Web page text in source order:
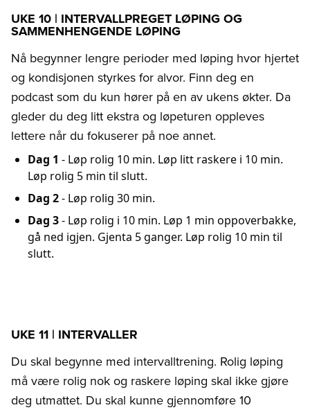
UKE 10 | INTERVALLPREGET LØPING OG
SAMMENHENGENDE LØPING
Nå begynner lengre perioder med løping hvor hjertet
og kondisjonen styrkes for alvor. Finn deg en
podcast som du kun hører på en av ukens økter. Da
gleder du deg litt ekstra og løpeturen oppleves
lettere når du fokuserer på noe annet.
Dag 1 - Løp rolig 10 min. Løp litt raskere i 10 min.
Løp rolig 5 min til slutt.
Dag 2- Løp rolig 30 min.
Dag 3- Løp rolig i 10 min. Løp 1 min oppoverbakke,
gå ned igjen. Gjenta 5 ganger. Løp rolig 10 min til
slutt.
UKE 11 | INTERVALLER
Du skal begynne med intervalltrening. Rolig løping
må være rolig nok og raskere løping skal ikke gjøre
deg utmattet. Du skal kunne gjennomføre 10